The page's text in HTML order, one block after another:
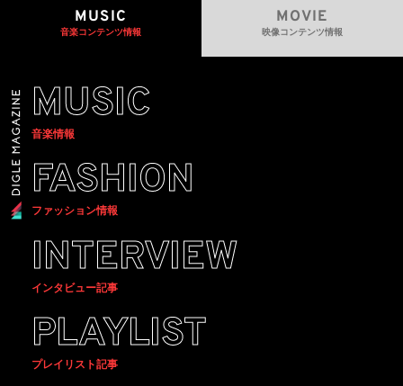
MUSIC
音楽コンテンツ情報
MOVIE
映像コンテンツ情報
MUSIC
音楽情報
FASHION
ファッション情報
INTERVIEW
インタビュー記事
PLAYLIST
プレイリスト記事